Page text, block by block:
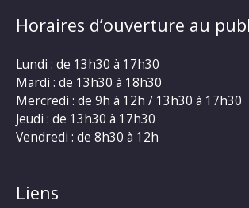
Horaires d’ouverture au
Lundi : de 13h30 à 17h30
Mardi : de 13h30 à 18h30
Mercredi : de 9h à 12h / 13h30 à 17h30
Jeudi : de 13h30 à 17h30
Vendredi : de 8h30 à 12h
Liens